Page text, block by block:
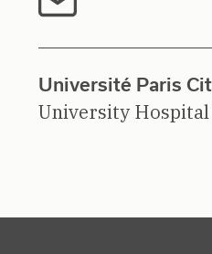
Université Paris
University